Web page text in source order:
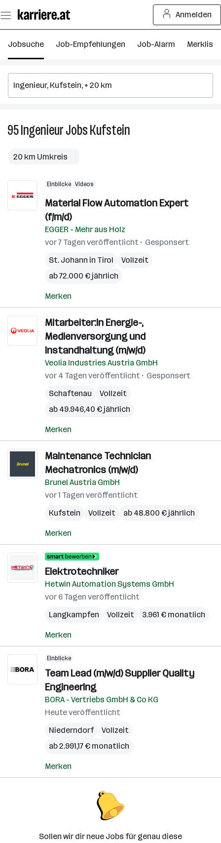
Seiteninhalt
springen
Anmelden
Jobsuche Job-Empfehlungen Job-Alarm Merkliste
95IngenieurJobsKufstein
20 km Umkreis
Einblicke Videos
Material Flow Automation Expert
(f/m/d)
EGGER - Mehr aus Holz
vor 7 Tagen veröffentlicht
Gesponsert
St. Johann in Tirol
Vollzeit
ab 72.000 € jährlich
Merken
Mitarbeiter:in Energie-,
Medienversorgung und
Instandhaltung (m/w/d)
Veolia Industries Austria GmbH
vor 4 Tagen veröffentlicht
Gesponsert
Schaftenau
Vollzeit
ab 49.946,40 € jährlich
Merken
Maintenance Technician
Mechatronics (m/w/d)
Brunel Austria GmbH
vor 1 Tagen veröffentlicht
Kufstein
Vollzeit ab 48.800 € jährlich
Merken
Elektrotechniker
Hetwin Automation Systems GmbH
vor 6 Tagen veröffentlicht
Langkampfen
Vollzeit 3.961 € monatlich
Merken
Einblicke
Team Lead (m/w/d) Supplier Quality
Engineering
BORA - Vertriebs GmbH & Co KG
Heute veröffentlicht
Niederndorf
Vollzeit
ab 2.991,17 € monatlich
Merken
Sollen wir dir neue Jobs für genau diese